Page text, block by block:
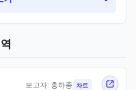
보고자: 홍하종 차트